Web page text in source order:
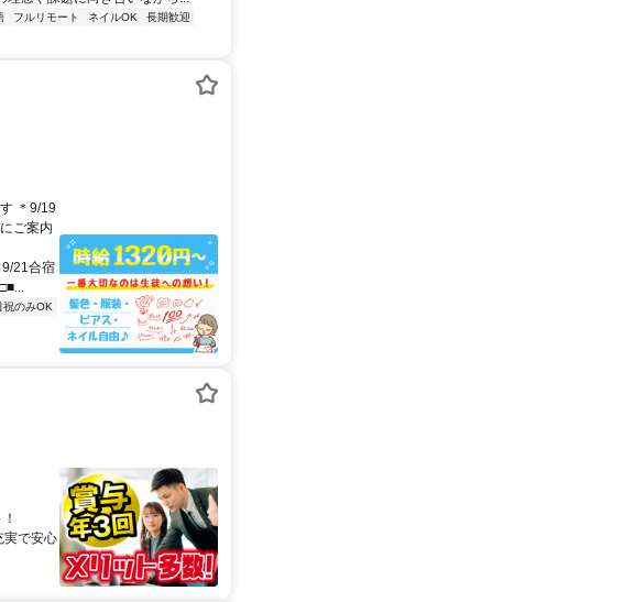
フルリモート ネイルOK
長期歓迎
＊9/19
ご案内
21合宿
祝のみOK
で安心